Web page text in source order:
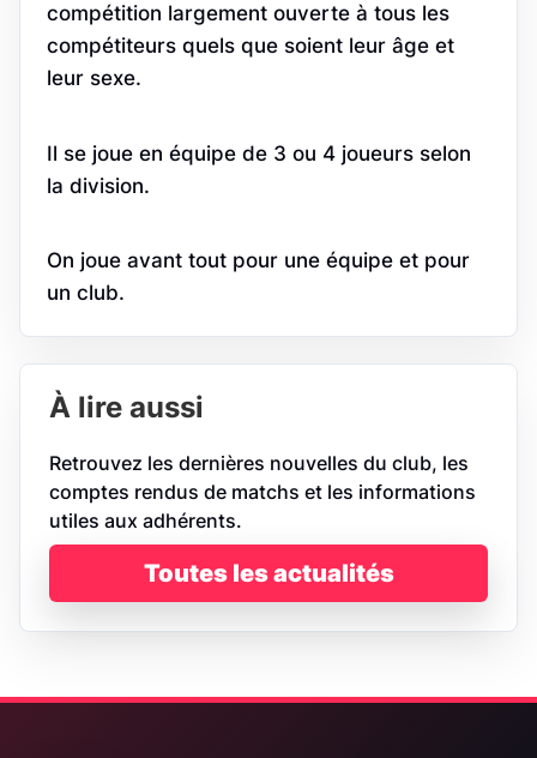
compétition largement ouverte à tous les
compétiteurs quels que soient leur âge et
leur sexe.
Il se joue en équipe de 3 ou 4 joueurs selon
la division.
On joue avant tout pour une équipe et pour
un club.
À lire aussi
Retrouvez les dernières nouvelles du club, les
comptes rendus de matchs et les informations
utiles aux adhérents.
Toutes les actualités